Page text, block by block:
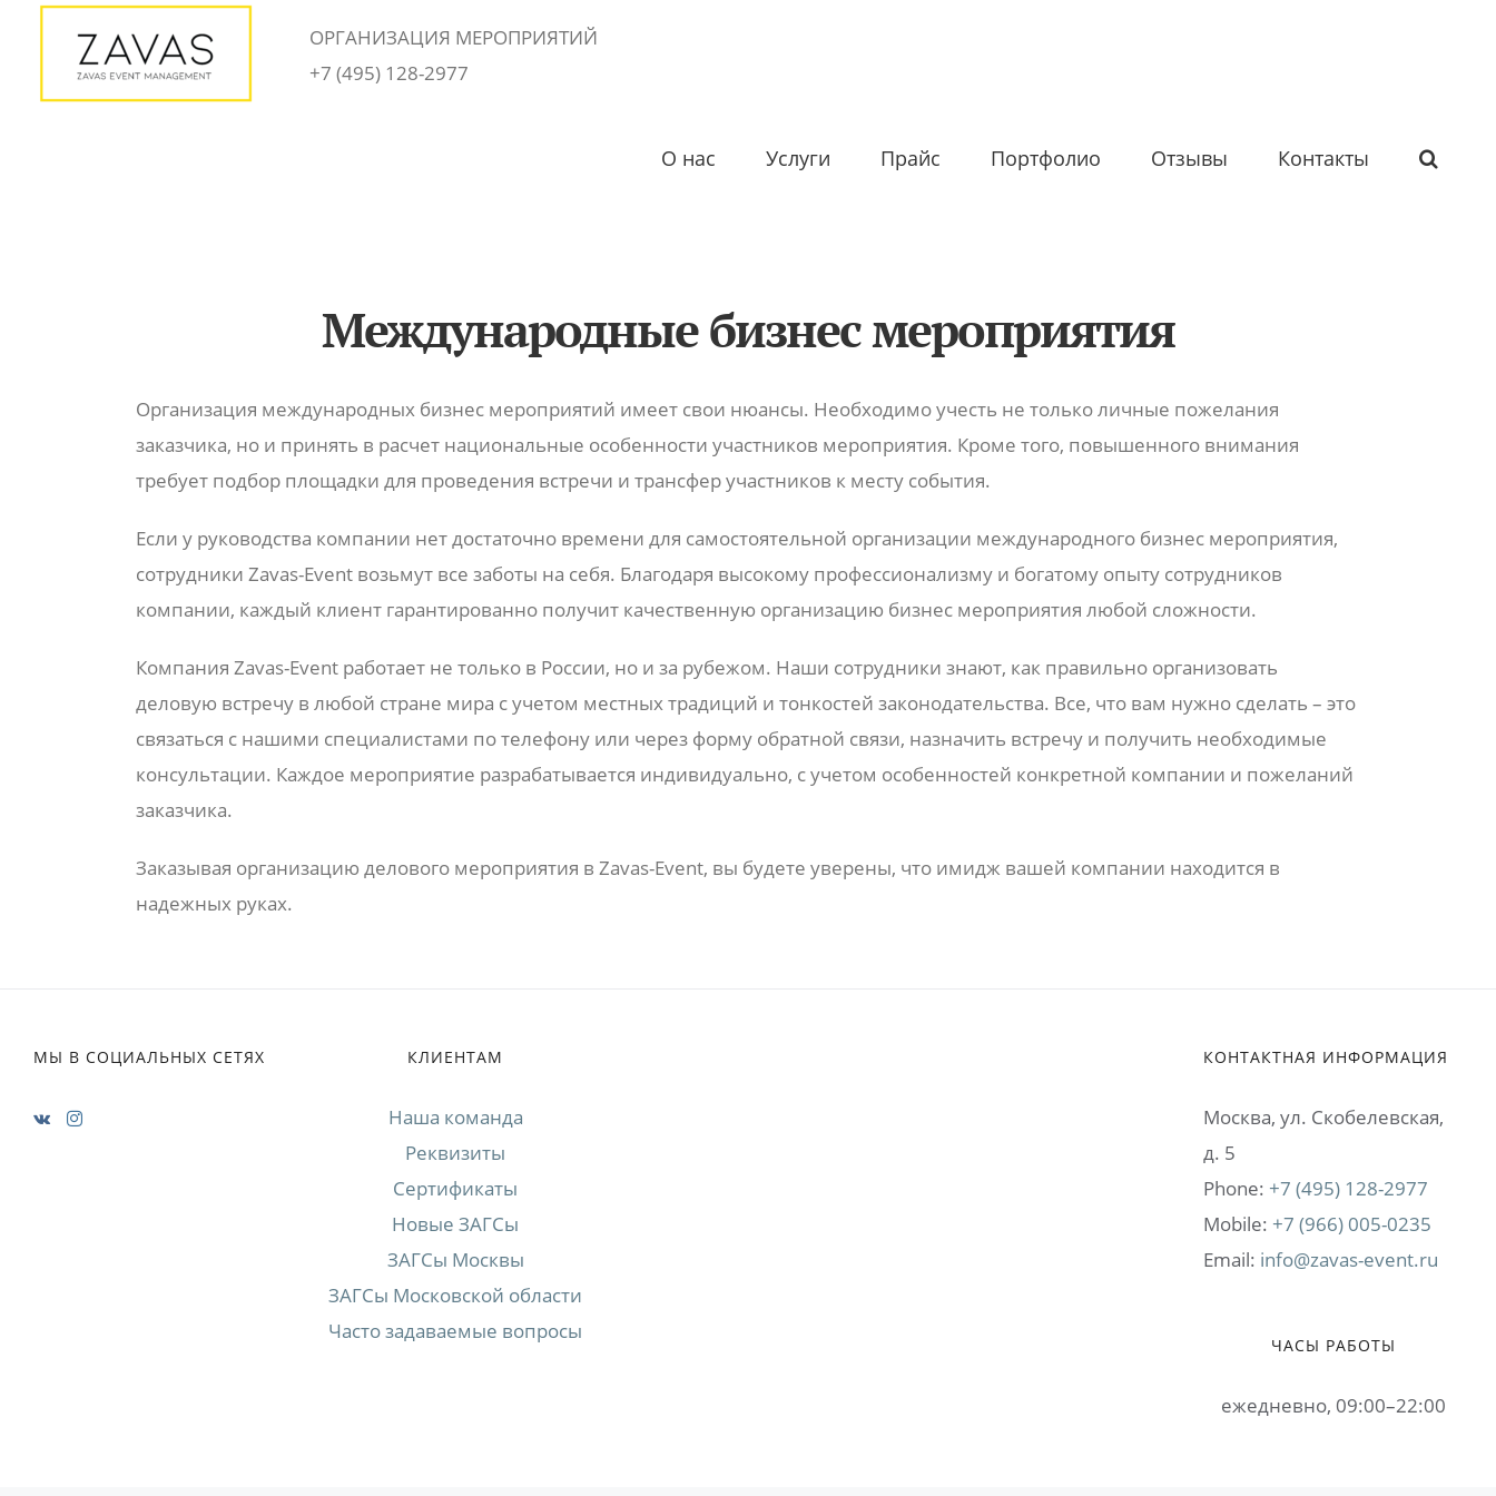
ОРГАНИЗАЦИЯ МЕРОПРИЯТИЙ
+7 (495) 128-2977
О нас Услуги Прайс Портфолио Отзывы Контакты
Международные бизнес мероприятия
Организация международных бизнес мероприятий имеет свои нюансы. Необходимо учесть не только личные пожелания
заказчика, но и принять в расчет национальные особенности участников мероприятия. Кроме того, повышенного внимания
требует подбор площадки для проведения встречи и трансфер участников к месту события.
Если у руководства компании нет достаточно времени для самостоятельной организации международного бизнес мероприятия,
сотрудники Zavas-Event возьмут все заботы на себя. Благодаря высокому профессионализму и богатому опыту сотрудников
компании, каждый клиент гарантированно получит качественную организацию бизнес мероприятия любой сложности.
Компания Zavas-Event работает не только в России, но и за рубежом. Наши сотрудники знают, как правильно организовать
деловую встречу в любой стране мира с учетом местных традиций и тонкостей законодательства. Все, что вам нужно сделать – это
связаться с нашими специалистами по телефону или через форму обратной связи, назначить встречу и получить необходимые
консультации. Каждое мероприятие разрабатывается индивидуально, с учетом особенностей конкретной компании и пожеланий
заказчика.
Заказывая организацию делового мероприятия в Zavas-Event, вы будете уверены, что имидж вашей компании находится в
надежных руках.
МЫ В СОЦИАЛЬНЫХ СЕТЯХ КЛИЕНТАМ
Наша команда
Реквизиты
Сертификаты
Новые ЗАГСы
ЗАГСы Москвы
ЗАГСы Московской области
Часто задаваемые вопросы
КОНТАКТНАЯ ИНФОРМАЦИЯ
Москва, ул. Cкобелевская,
д. 5
Phone: +7 (495) 128-2977
Mobile: +7 (966) 005-0235
Email: info@zavas-event.ru
ЧАСЫ РАБОТЫ
ежедневно, 09:00–22:00